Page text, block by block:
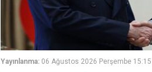
Yayınlanma: 06 Ağustos 2026 Perşembe 15:15